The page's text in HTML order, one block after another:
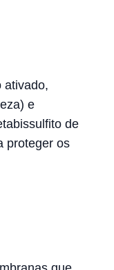
ativado,
e
de
proteger os